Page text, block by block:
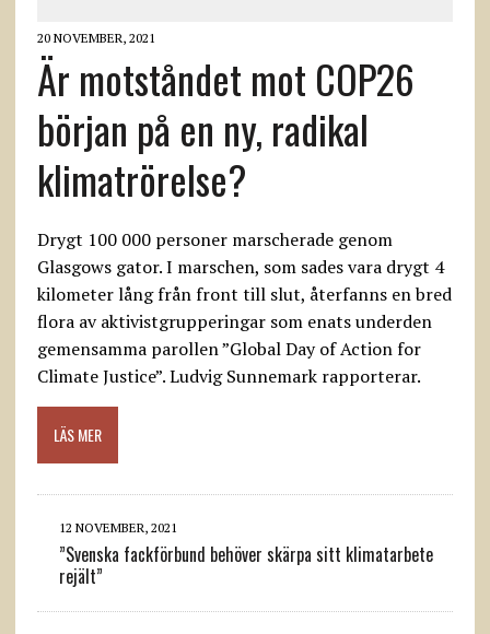
20 NOVEMBER, 2021
Är motståndet mot COP26
början på en ny, radikal
klimatrörelse?
Drygt 100 000 personer marscherade genom
Glasgows gator. I marschen, som sades vara drygt 4
kilometer lång från front till slut, återfanns en bred
flora av aktivistgrupperingar som enats underden
gemensamma parollen ”Global Day of Action for
Climate Justice”. Ludvig Sunnemark rapporterar.
LÄS MER
12 NOVEMBER, 2021
”Svenska fackförbund behöver skärpa sitt klimatarbete
rejält”